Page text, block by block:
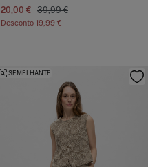
20,00 € 39,99 €
Desconto 19,99 €
SEMELHANTE